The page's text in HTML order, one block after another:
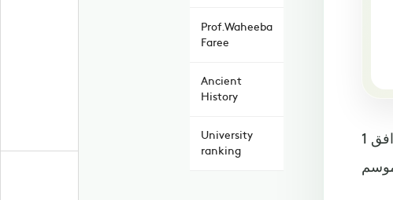
Prof.Waheeba
Faree
Ancient
History
University
ranking
تنطلق الجولة 35 من الدوري الإنجليزي الممتاز يوم الثلاثاء 17 أبريل 2018 ميلادياً، الموافق 1